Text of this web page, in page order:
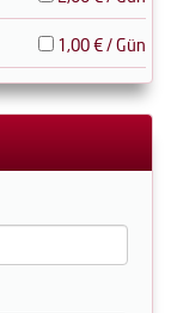
1,00 € / Gün